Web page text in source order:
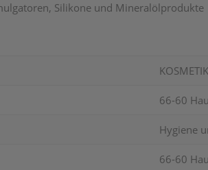
Silikone und Mineralölprodukte
66-60
Hygiene
66-60